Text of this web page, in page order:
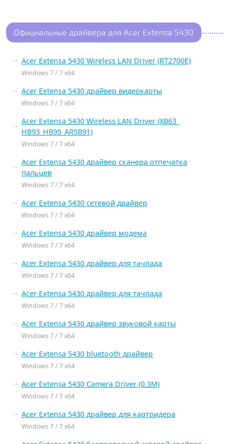
Официальные драйвера для Acer Extensa 5430
Acer Extensa 5430 Wireless LAN Driver (RT2700E)
Windows 7 / 7 x64
Acer Extensa 5430 драйвер видеокарты
Windows 7 / 7 x64
Acer Extensa 5430 Wireless LAN Driver (XB63_
HB93_HB95_AR5B91)
Windows 7 / 7 x64
Acer Extensa 5430 драйвер сканера отпечатка
пальцев
Windows 7 / 7 x64
Acer Extensa 5430 сетевой драйвер
Windows 7 / 7 x64
Acer Extensa 5430 драйвер модема
Windows 7 / 7 x64
Acer Extensa 5430 драйвер для тачпада
Windows 7 / 7 x64
Acer Extensa 5430 драйвер для тачпада
Windows 7 / 7 x64
Acer Extensa 5430 драйвер звуковой карты
Windows 7 / 7 x64
Acer Extensa 5430 bluetooth драйвер
Windows 7 / 7 x64
Acer Extensa 5430 Camera Driver (0.3M)
Windows 7 / 7 x64
Acer Extensa 5430 драйвер для картридера
Windows 7 / 7 x64